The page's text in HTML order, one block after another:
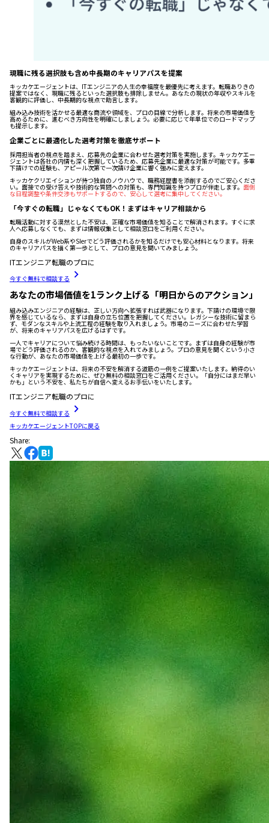
現職に残る選択肢も含め中長期のキャリアパスを提案
キッカケエージェントは、ITエンジニアの人生の幸福度を最優先に考えます。転職ありきの
提案ではなく、現職に残るといった選択肢も排除しません。あなたの現状の年収やスキルを
客観的に評価し、中長期的な視点で助言します。
組み込み技術を活かせる最適な商流や領域を、プロの目線で分析します。将来の市場価値を
高めるために、進むべき方向性を明確にしましょう。必要に応じて年単位でのロードマップ
も提示します。
企業ごとに最適化した選考対策を徹底サポート
採用担当者の視点を踏まえ、応募先の企業に合わせた選考対策を実施します。キッカケエー
ジェントは各社の内情も深く把握しているため、応募先企業に最適な対策が可能です。多重
下請けでの経験も、アピール次第で一次請け企業に響く強みに変えます。
キッカケクリエイションが持つ独自のノウハウで、職務経歴書を添削するのでご安心くださ
い。面接での受け答えや技術的な質問への対策も、専門知識を持つプロが伴走します。 面倒
な日程調整や条件交渉もサポートするので、安心して選考に集中してください。
「今すぐの転職」じゃなくてもOK！まずはキャリア相談から
転職活動に対する漠然とした不安は、正確な市場価値を知ることで解消されます。すぐに求
人へ応募しなくても、まずは情報収集として相談窓口をご利用ください。
自身のスキルがWeb系やSIerでどう評価されるかを知るだけでも安心材料となります。将来
のキャリアパスを描く第一歩として、プロの意見を聞いてみましょう。
ITエンジニア転職のプロに
今すぐ無料で相談する
あなたの市場価値を1ランク上げる「明日からのアクション」
組み込みエンジニアの経験は、正しい方向へ拡張すれば武器になります。下請けの環境で限
界を感じているなら、まずは自身の立ち位置を把握してください。レガシーな技術に留まら
ず、モダンなスキルや上流工程の経験を取り入れましょう。市場のニーズに合わせた学習
が、将来のキャリアパスを広げるはずです。
一人でキャリアについて悩み続ける時間は、もったいないことです。まずは自身の経験が市
場でどう評価されるのか、客観的な視点を入れてみましょう。プロの意見を聞くという小さ
な行動が、あなたの市場価値を上げる最初の一歩です。
キッカケエージェントは、将来の不安を解消する道筋の一例をご提案いたします。納得のい
くキャリアを実現するために、ぜひ無料の相談窓口をご活用ください。「自分にはまだ早い
かも」という不安を、私たちが自信へ変えるお手伝いをいたします。
ITエンジニア転職のプロに
今すぐ無料で相談する
キッカケエージェントTOPに戻る
Share: